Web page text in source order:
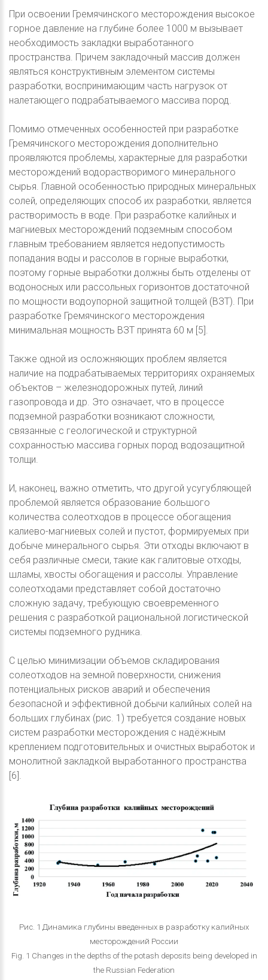
При освоении Гремячинского месторождения высокое
горное давление на глубине более 1000 м вызывает
необходимость закладки выработанного
пространства. Причем закладочный массив должен
являться конструктивным элементом системы
разработки, воспринимающим часть нагрузок от
налетающего подрабатываемого массива пород.
Помимо отмеченных особенностей при разработке
Гремячинского месторождения дополнительно
проявляются проблемы, характерные для разработки
месторождений водорастворимого минерального
сырья. Главной особенностью природных минеральных
солей, определяющих способ их разработки, является
растворимость в воде. При разработке калийных и
магниевых месторождений подземным способом
главным требованием является недопустимость
попадания воды и рассолов в горные выработки,
поэтому горные выработки должны быть отделены от
водоносных или рассольных горизонтов достаточной
по мощности водоупорной защитной толщей (ВЗТ). При
разработке Гремячинского месторождения
минимальная мощность ВЗТ принята 60 м [5].
Также одной из осложняющих проблем является
наличие на подрабатываемых территориях охраняемых
объектов – железнодорожных путей, линий
газопровода и др. Это означает, что в процессе
подземной разработки возникают сложности,
связанные с геологической и структурной
сохранностью массива горных пород водозащитной
толщи.
И, наконец, важно отметить, что другой усугубляющей
проблемой является образование большого
количества солеотходов в процессе обогащения
калиево-магниевых солей и пустот, формируемых при
добыче минерального сырья. Эти отходы включают в
себя различные смеси, такие как галитовые отходы,
шламы, хвосты обогащения и рассолы. Управление
солеотходами представляет собой достаточно
сложную задачу, требующую своевременного
решения с разработкой рациональной логистической
системы подземного рудника.
С целью минимизации объемов складирования
солеотходов на земной поверхности, снижения
потенциальных рисков аварий и обеспечения
безопасной и эффективной добычи калийных солей на
больших глубинах (рис. 1) требуется создание новых
систем разработки месторождения с надёжным
креплением подготовительных и очистных выработок и
монолитной закладкой выработанного пространства
[6].
Рис. 1 Динамика глубины введенных в разработку калийных
месторождений России
Fig. 1 Changes in the depths of the potash deposits being developed in
the Russian Federation